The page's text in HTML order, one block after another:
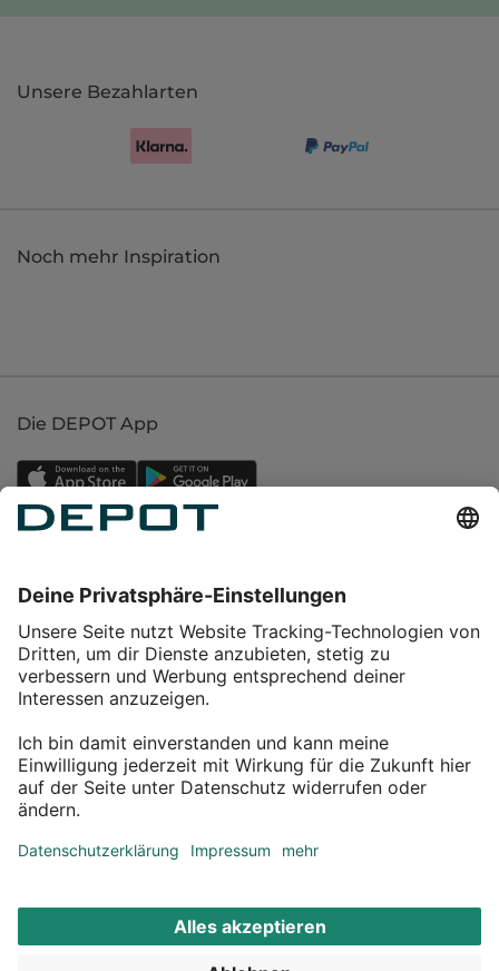
Unsere Bezahlarten
Noch mehr Inspiration
Die DEPOT App
Service
Über DEPOT
Kontakt
Aktionsbedingungen